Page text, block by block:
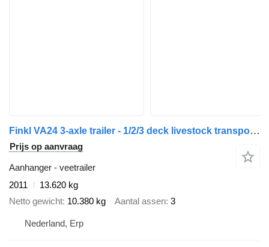
Finkl VA24 3-axle trailer - 1/2/3 deck livestock transport - live catt
Prijs op aanvraag
Aanhanger - veetrailer
2011
13.620 kg
Netto gewicht 10.380 kg Aantal assen 3
Nederland, Erp